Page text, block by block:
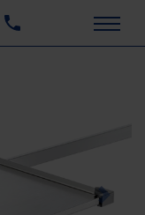
Next